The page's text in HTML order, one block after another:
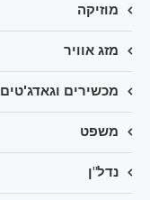
מוזיקה
מזג אוויר
מכשירים וגאדג'טים
משפט
נדל"ן